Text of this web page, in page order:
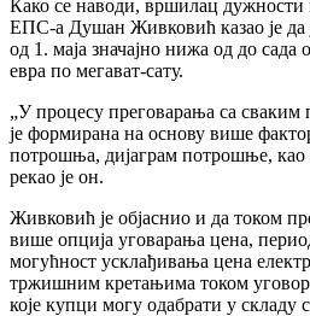
Како се наводи, вршилац дужности
ЕПС-а Душан Живковић казао је да
од 1. маја значајно нижа од до сада
евра по мегават-сату.
„У процесу преговарања са
је формирана на основу више
потрошња, дијаграм потрошње,
рекао је он.
Живковић је објаснио и да током
више опција уговарања цена,
могућност усклађивања цена
тржишним кретањима током
које купци могу одабрати у складу